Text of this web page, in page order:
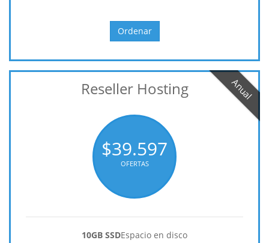
Ordenar
Reseller Hosting
$39.597
OFERTAS
10GB SSDEspacio en disco
Anual